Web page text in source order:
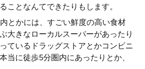
ことなんてできたりもします。
とかには、すごい鮮度の高い食材
大きなローカルスーパーがあったり
ているドラッグストアとかコンビニ
当に徒歩5分圏内にあったりとか、